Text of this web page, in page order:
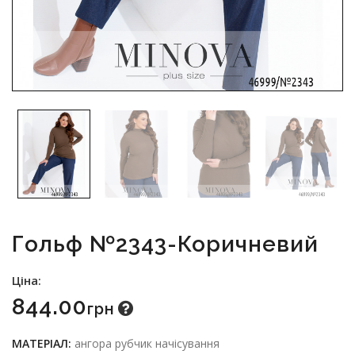
Гольф №2343-Коричневий
Ціна:
844.00Грн
МАТЕРІАЛ: ангора рубчик начісування